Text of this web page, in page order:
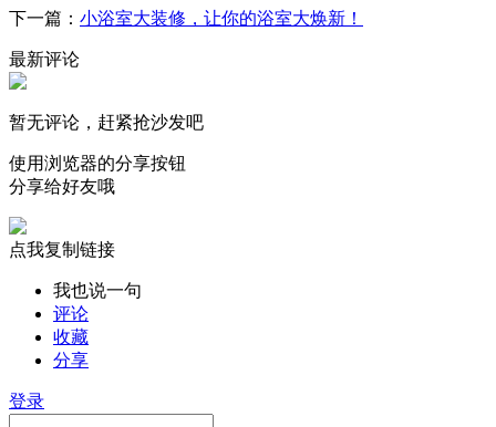
下一篇： 小浴室大装修，让你的浴室大焕新！
最新评论
暂无评论，赶紧抢沙发吧
使用浏览器的分享按钮
分享给好友哦
点我复制链接
我也说一句
评论
收藏
分享
登录